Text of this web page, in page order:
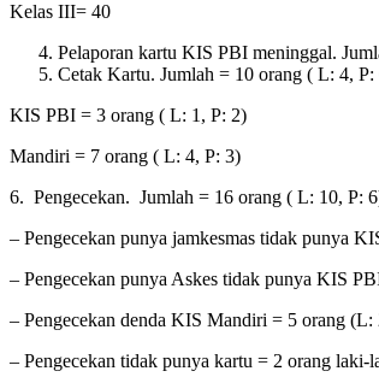
Kelas III= 40
Pelaporan kartu KIS PBI meninggal.
Cetak Kartu. Jumlah = 10 orang ( L: 4, P:
KIS PBI = 3 orang ( L: 1, P: 2)
Mandiri = 7 orang ( L: 4, P: 3)
6. Pengecekan. Jumlah = 16 orang ( L: 10, P:
– Pengecekan punya jamkesmas tidak punya
– Pengecekan punya Askes tidak punya KIS
– Pengecekan denda KIS Mandiri = 5 orang (L:
– Pengecekan tidak punya kartu = 2 orang laki-